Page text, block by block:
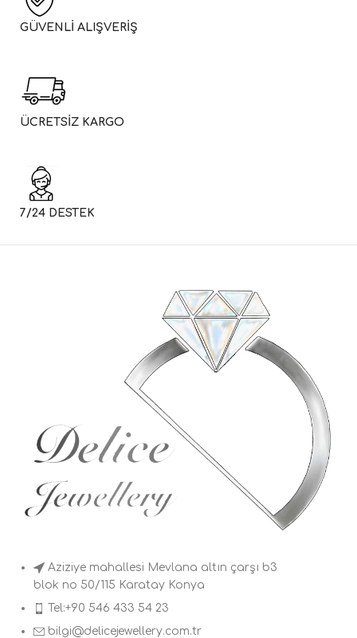
GÜVENLİ ALIŞVERİŞ
ÜCRETSİZ KARGO
7/24 DESTEK
Aziziye mahallesi Mevlana altın çarşı b3
blok no 50/115 Karatay Konya
Tel:+90 546 433 54 23
bilgi@delicejewellery.com.tr